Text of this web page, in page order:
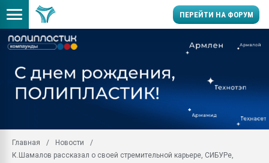
ПЕРЕЙТИ НА ФОРУМ
Вакуум-формовочные
28.07.2026
Главная
Новости
К.Шамалов рассказал о своей стремительной карьере, СИБУРе,